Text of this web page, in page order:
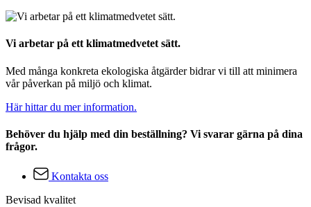
Vi arbetar på ett klimatmedvetet sätt.
Med många konkreta ekologiska åtgärder bidrar vi till att minimera
vår påverkan på miljö och klimat.
Här hittar du mer information.
Behöver du hjälp med din beställning? Vi svarar gärna på dina
frågor.
Kontakta oss
Bevisad kvalitet